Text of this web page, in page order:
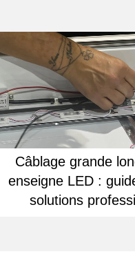
Câblage grande
enseigne LED :
solutions